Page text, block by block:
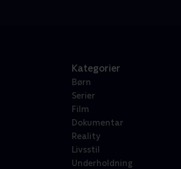
Kategorier
Børn
Serier
Film
Dokumentar
Reality
Livsstil
Underholdning